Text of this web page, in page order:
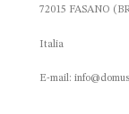
72015 FASANO
Italia
E-mail: